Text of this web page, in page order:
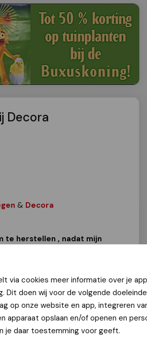
via cookies meer informatie over je
Dit doen wij voor de volgende
op onze website en app, integreren
apparaat opslaan en/of openen en
je daar toestemming voor geeft.
Decora
& Decora
te herstellen , nadat mijn
de Koningstraat 14, 6511 LB
je legitimatie mee!